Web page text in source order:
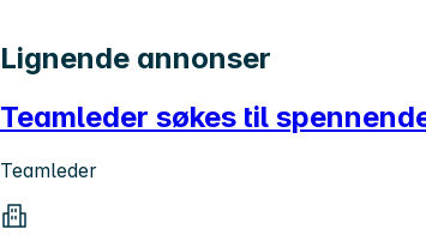
Lignende annonser
Teamleder søkes til
Teamleder